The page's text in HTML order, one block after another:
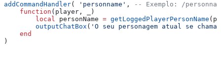
addCommandHandler( 'personname' ,
-- Exemplo: /
    function
( player ,
)
        local
personName = getLoggedPlayerPersonName (
        outputChatBox
( 'O seu personagem atual se
    end
)